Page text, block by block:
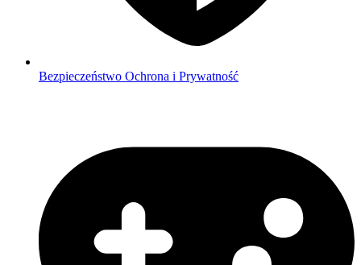
Bezpieczeństwo Ochrona i Prywatność